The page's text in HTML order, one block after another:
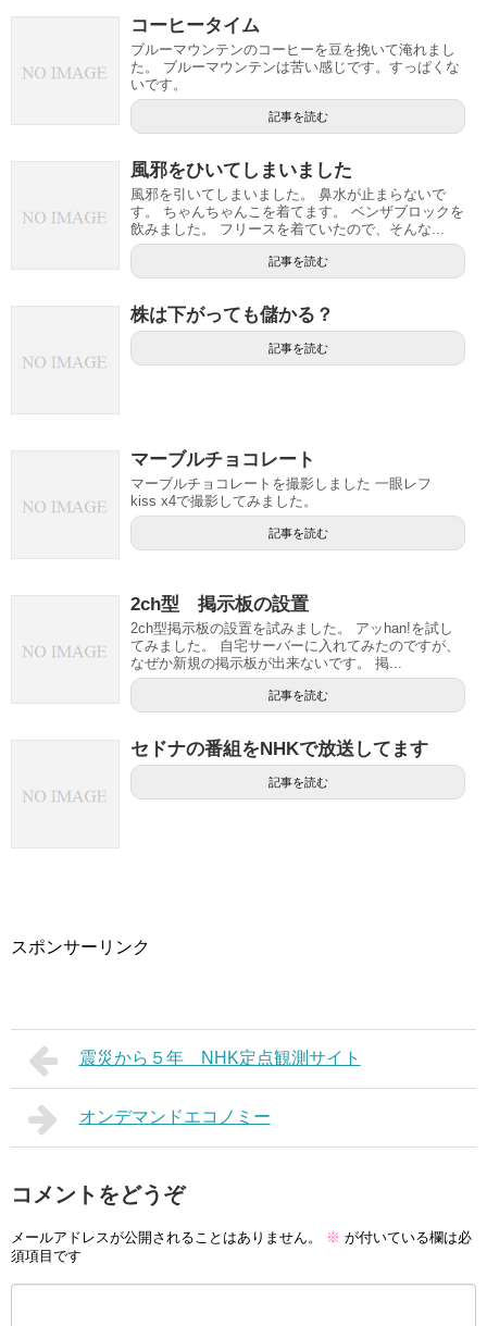
コーヒータイム
ブルーマウンテンのコーヒーを豆を挽いて淹れまし
た。 ブルーマウンテンは苦い感じです。すっぱくな
いです。
記事を読む
風邪をひいてしまいました
風邪を引いてしまいました。 鼻水が止まらないで
す。 ちゃんちゃんこを着てます。 ベンザブロックを
飲みました。 フリースを着ていたので、そんな...
記事を読む
株は下がっても儲かる？
記事を読む
マーブルチョコレート
マーブルチョコレートを撮影しました 一眼レフ
kiss x4で撮影してみました。
記事を読む
2ch型 掲示板の設置
2ch型掲示板の設置を試みました。 アッhan!を試し
てみました。 自宅サーバーに入れてみたのですが、
なぜか新規の掲示板が出来ないです。 掲...
記事を読む
セドナの番組をNHKで放送してます
記事を読む
スポンサーリンク
震災から５年 NHK定点観測サイト
オンデマンドエコノミー
コメントをどうぞ
メールアドレスが公開されることはありません。 ※ が付いている欄は必
須項目です